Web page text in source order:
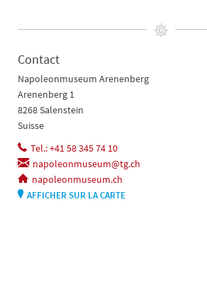
Contact
Napoleonmuseum Arenenberg
Arenenberg 1
8268 Salenstein
Suisse
Tel.: +41 58 345 74 10
napoleonmuseum@tg.ch
napoleonmuseum.ch
AFFICHER SUR LA CARTE